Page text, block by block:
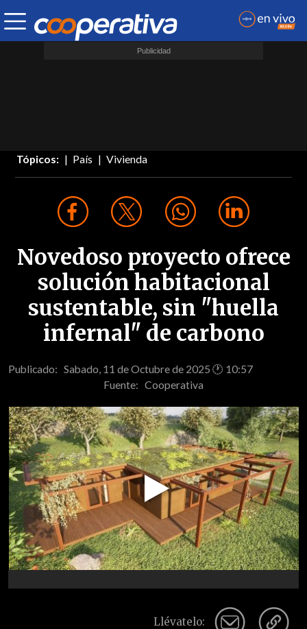
Tópicos: País Vivienda
Novedoso proyecto ofrece
solución habitacional
sustentable, sin "huella
infernal" de carbono
Publicado: Sabado, 11 de Octubre de 2025 🕐 10:57
Fuente: Cooperativa
Play
Video
Llévatelo: